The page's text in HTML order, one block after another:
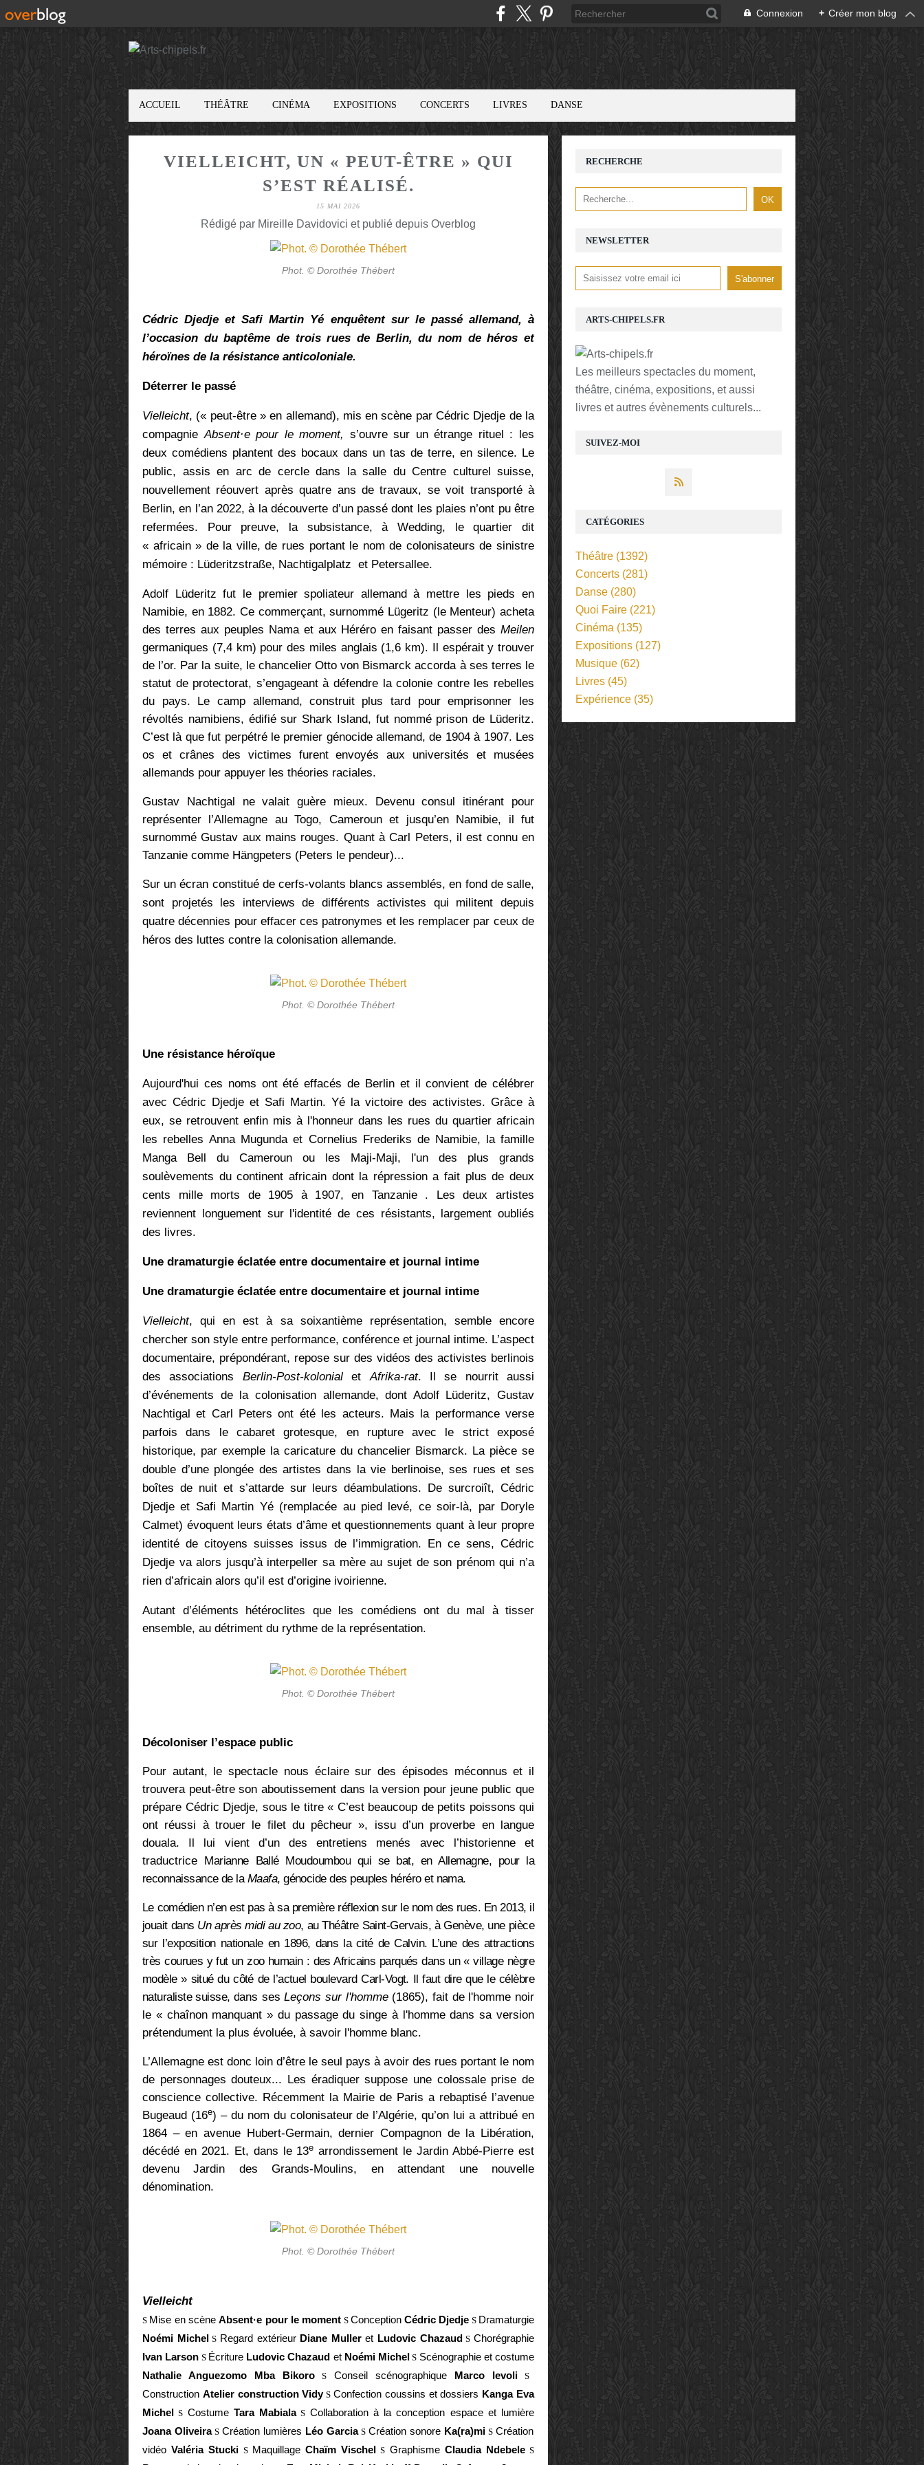
Connexion + Créer mon blog
ACCUEIL THÉÂTRE CINÉMA EXPOSITIONS CONCERTS LIVRES DANSE
VIELLEICHT, UN « PEUT-ÊTRE » QUI
S’EST RÉALISÉ.
15 MAI 2026
Rédigé par Mireille Davidovici et publié depuis Overblog
Phot. © Dorothée Thébert
Cédric Djedje et Safi Martin Yé enquêtent sur le passé allemand, à
l’occasion du baptême de trois rues de Berlin, du nom de héros et
héroïnes de la résistance anticoloniale.
Déterrer le passé
Vielleicht, (« peut-être » en allemand), mis en scène par Cédric Djedje de la
compagnieAbsent·e pour le moment, s’ouvre sur un étrange rituel : les
deux comédiens plantent des bocaux dans un tas de terre, en silence. Le
public, assis en arc de cercle dans la salle du Centre culturel suisse,
nouvellement réouvert après quatre ans de travaux, se voit transporté à
Berlin, en l’an 2022, à la découverte d’un passé dont les plaies n’ont pu être
refermées. Pour preuve, la subsistance, à Wedding, le quartier dit
« africain » de la ville, de rues portant le nom de colonisateurs de sinistre
mémoire : Lüderitzstraße, Nachtigalplatz et Petersallee.
Adolf Lüderitz fut le premier spoliateur allemand à mettre les pieds en
Namibie, en 1882. Ce commerçant, surnommé Lügeritz (le Menteur) acheta
des terres aux peuples Nama et aux Héréro en faisant passer des Meilen
germaniques (7,4 km) pour des miles anglais (1,6 km). Il espérait y trouver
de l’or. Par la suite, le chancelier Otto von Bismarck accorda à ses terres le
statut de protectorat, s’engageant à défendre la colonie contre les rebelles
du pays. Le camp allemand, construit plus tard pour emprisonner les
révoltés namibiens, édifié sur Shark Island, fut nommé prison de Lüderitz.
C’est là que fut perpétré le premier génocide allemand, de 1904 à 1907. Les
os et crânes des victimes furent envoyés aux universités et musées
allemands pour appuyer les théories raciales.
Gustav Nachtigal ne valait guère mieux. Devenu consul itinérant pour
représenter l’Allemagne au Togo, Cameroun et jusqu’en Namibie, il fut
surnommé Gustav aux mains rouges. Quant à Carl Peters, il est connu en
Tanzanie comme Hängpeters (Peters le pendeur)...
Sur un écran constitué de cerfs-volants blancs assemblés, en fond de salle,
sont projetés les interviews de différents activistes qui militent depuis
quatre décennies pour effacer ces patronymes et les remplacer par ceux de
héros des luttes contre la colonisation allemande.
Phot. © Dorothée Thébert
Une résistance héroïque
Aujourd'hui ces noms ont été effacés de Berlin et il convient de célébrer
avec Cédric Djedje et Safi Martin. Yé la victoire des activistes. Grâce à
eux, se retrouvent enfin mis à l'honneur dans les rues du quartier africain
les rebellesAnna Mugunda et Cornelius Frederiks de Namibie, la famille
Manga Bell du Cameroun ou les Maji-Maji, l'un des plus grands
soulèvements du continent africain dont la répression a fait plus de deux
cents mille morts de 1905 à 1907, en Tanzanie. Les deux artistes
reviennent longuement sur l'identité de ces résistants, largement oubliés
des livres.
Une dramaturgie éclatée entre documentaire et journal intime
Une dramaturgie éclatée entre documentaire et journal intime
Vielleicht, qui en est à sa soixantième représentation, semble encore
chercher son style entre performance, conférence et journal intime. L’aspect
documentaire, prépondérant, repose sur des vidéos des activistes berlinois
des associations Berlin-Post-kolonialetAfrika-rat. Il se nourrit aussi
d’événements de la colonisation allemande, dont Adolf Lüderitz, Gustav
Nachtigal et Carl Peters ont été les acteurs. Mais la performance verse
parfois dans le cabaret grotesque, en rupture avec le strict exposé
historique, par exemple la caricature du chancelier Bismarck. La pièce se
double d’une plongée des artistes dans la vie berlinoise, ses rues et ses
boîtes de nuit et s’attarde sur leurs déambulations. De surcroiît, Cédric
Djedje et Safi Martin Yé (remplacée au pied levé, ce soir-là, par Doryle
Calmet) évoquent leurs états d’âme et questionnements quant à leur propre
identité de citoyens suisses issus de l’immigration. En ce sens, Cédric
Djedje va alors jusqu’à interpeller sa mère au sujet de son prénom qui n’a
rien d’africain alors qu’il est d’origine ivoirienne.
Autant d’éléments hétéroclites que les comédiens ont du mal à tisser
ensemble, au détriment du rythme de la représentation.
Phot. © Dorothée Thébert
Décoloniser l’espace public
Pour autant, le spectacle nous éclaire sur des épisodes méconnus et il
trouvera peut-être son aboutissement dans la version pour jeune public que
prépare Cédric Djedje, sous le titre « C’est beaucoup de petits poissons qui
ont réussi à trouer le filet du pêcheur », issu d’un proverbe en langue
douala. Il lui vient d’un des entretiens menés avec l’historienne et
traductrice Marianne Ballé Moudoumbou qui se bat, en Allemagne, pour la
reconnaissance de laMaafa, génocide des peuples héréro et nama.
Le comédien n’en est pas à sa première réflexion sur le nom des rues. En 2013, il
jouait dans Un après midi au zoo, au Théâtre Saint-Gervais, à Genève, une pièce
sur l’exposition nationale en 1896, dans la cité de Calvin. L’une des attractions
très courues y fut un zoo humain : des Africains parqués dans un « village nègre
modèle » situé du côté de l’actuel boulevard Carl-Vogt. Il faut dire que le célèbre
naturaliste suisse, dans sesLeçons sur l'homme(1865), fait de l'homme noir
le « chaînon manquant » du passage du singe à l'homme dans sa version
prétendument la plus évoluée, à savoir l'homme blanc.
L’Allemagne est donc loin d’être le seul pays à avoir des rues portant le nom
de personnages douteux... Les éradiquer suppose une colossale prise de
conscience collective. Récemment la Mairie de Paris a rebaptisé l’avenue
Bugeaud (16e) – du nom du colonisateur de l’Algérie, qu’on lui a attribué en
1864 – en avenue Hubert-Germain, dernier Compagnon de la Libération,
décédé en 2021. Et, dans le 13e arrondissement le Jardin Abbé-Pierre est
devenu Jardin des Grands-Moulins, en attendant une nouvelle
dénomination.
Phot. © Dorothée Thébert
Vielleicht
S Mise en scèneAbsent·e pour le moment S ConceptionCédric Djedje S Dramaturgie
Noémi Michel S Regard extérieur Diane Mulleret Ludovic Chazaud S Chorégraphie
Ivan Larson S Écriture Ludovic Chazaud et Noémi Michel S Scénographie et costume
Nathalie Anguezomo Mba Bikoro
S Conseil scénographiqueMarco Ievoli S
Construction Atelier construction Vidy S Confection coussins et dossiers Kanga Eva
Michel S Costume Tara Mabiala S Collaboration à la conception espace et lumière
Joana Oliveira S Création lumières Léo Garcia S Création sonore Ka(ra)mi S Création
vidéo Valéria Stucki S MaquillageChaïm Vischel S Graphisme Claudia Ndebele S
NEWSLETTER
SUIVEZ-MOI
RECHERCHE
ARTS-CHIPELS.FR
Les meilleurs spectacles du moment,
théâtre, cinéma, expositions, et aussi
livres et autres évènements culturels...
CATÉGORIES
Théâtre (1392)
Concerts (281)
Danse (280)
Quoi Faire (221)
Cinéma (135)
Expositions (127)
Musique (62)
Livres (45)
Expérience (35)